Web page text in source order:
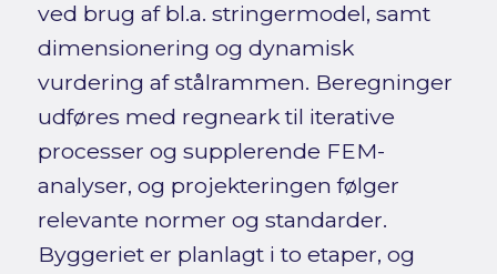
ved brug af bl.a. stringermodel, samt
dimensionering og dynamisk
vurdering af stålrammen. Beregninger
udføres med regneark til iterative
processer og supplerende FEM-
analyser, og projekteringen følger
relevante normer og standarder.
Byggeriet er planlagt i to etaper, og